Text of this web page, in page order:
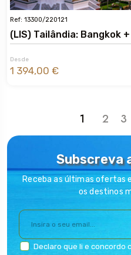
Ref: 13300/220121
(LIS) Tailândia: Bangkok
Desde
1 394,00 €
1 2 3
Subscreva
Receba as últimas ofertas
os destinos
Declaro que li e concordo